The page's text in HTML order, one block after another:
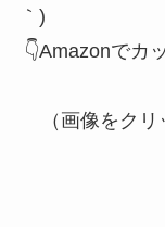
｀)
👇Amazonでカ
（画像をク